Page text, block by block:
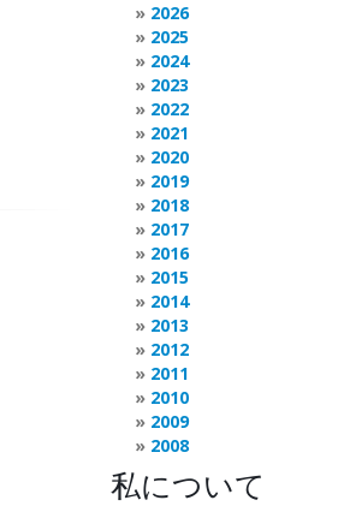
2026
2025
2024
2023
2022
2021
2020
2019
2018
2017
2016
2015
2014
2013
2012
2011
2010
2009
2008
私について